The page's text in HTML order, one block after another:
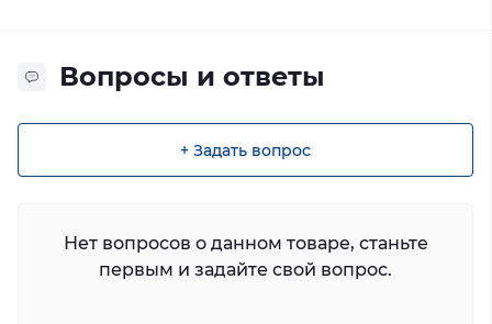
Вопросы и ответы
+ Задать вопрос
Нет вопросов о данном товаре, станьте
первым и задайте свой вопрос.